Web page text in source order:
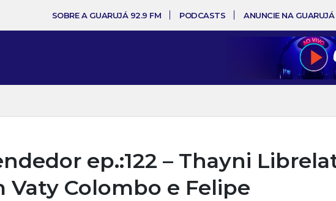
SOBRE A GUARUJÁ 92.9 FM PODCASTS ANUNCIE NA GUARUJÁ
ep.:122 – Thayni
Vaty Colombo e Felipe